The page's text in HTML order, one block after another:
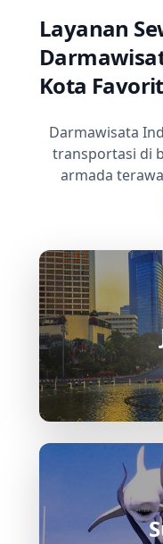
Layanan
Kota Favorit
Darmawisata
transportasi di
armada